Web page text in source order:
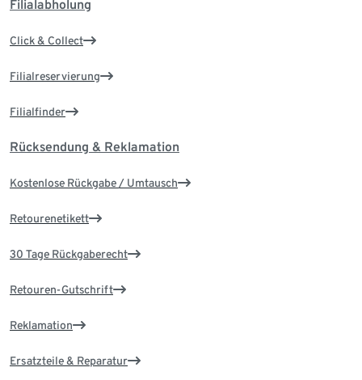
Filialabholung
Click & Collect
Filialreservierung
Filialfinder
Rücksendung & Reklamation
Kostenlose Rückgabe / Umtausch
Retourenetikett
30 Tage Rückgaberecht
Retouren-Gutschrift
Reklamation
Ersatzteile & Reparatur